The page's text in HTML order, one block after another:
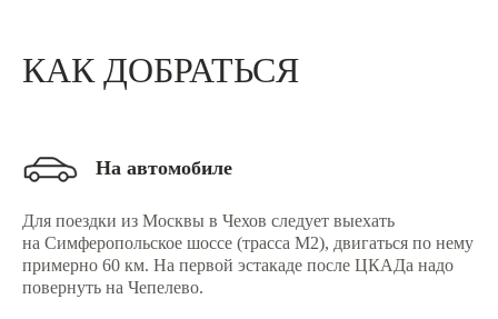
КАК ДОБРАТЬСЯ
На автомобиле
Для поездки из Москвы в Чехов следует выехать
на Симферопольское шоссе (трасса М2), двигаться по нему
примерно 60 км. На первой эстакаде после ЦКАДа надо
повернуть на Чепелево.